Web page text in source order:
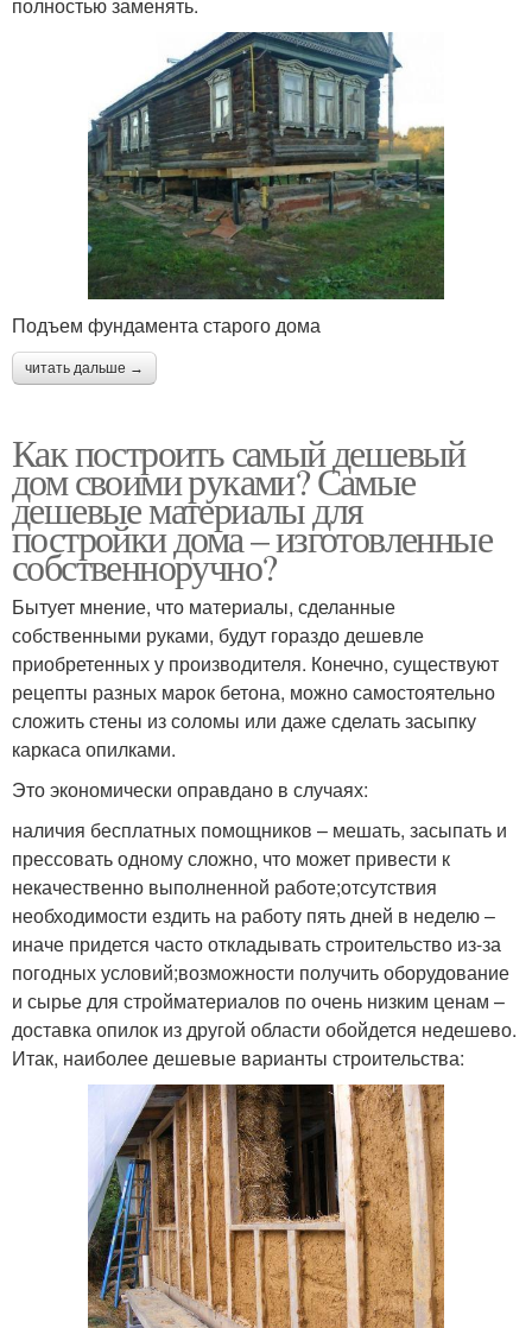
Подъем фундамента старого дома
читать дальше →
Как построить самый дешевый
дом своими руками? Самые
дешевые материалы для
постройки дома – изготовленные
собственноручно?
Бытует мнение, что материалы, сделанные
собственными руками, будут гораздо дешевле
приобретенных у производителя. Конечно, существуют
рецепты разных марок бетона, можно самостоятельно
сложить стены из соломы или даже сделать засыпку
каркаса опилками.
Это экономически оправдано в случаях:
наличия бесплатных помощников – мешать, засыпать и
прессовать одному сложно, что может привести к
некачественно выполненной работе;отсутствия
необходимости ездить на работу пять дней в неделю –
иначе придется часто откладывать строительство из-за
погодных условий;возможности получить оборудование
и сырье для стройматериалов по очень низким ценам –
доставка опилок из другой области обойдется недешево.
Итак, наиболее дешевые варианты строительства: